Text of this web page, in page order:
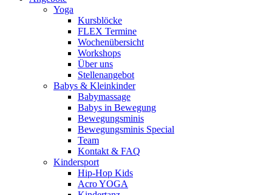
Yoga
Kursblöcke
FLEX Termine
Wochenübersicht
Workshops
Über uns
Stellenangebot
Babys & Kleinkinder
Babymassage
Babys in Bewegung
Bewegungsminis
Bewegungsminis Special
Team
Kontakt & FAQ
Kindersport
Hip-Hop Kids
Acro YOGA